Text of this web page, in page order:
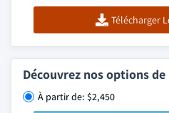
Télécharger
Découvrez nos options de
À partir de: $2,450